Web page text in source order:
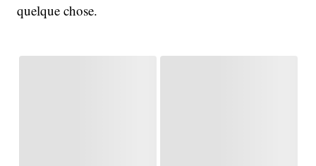
quelque chose.